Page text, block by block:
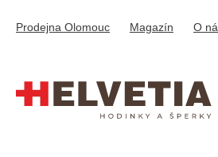
obsah
Prodejna Olomouc Magazín O